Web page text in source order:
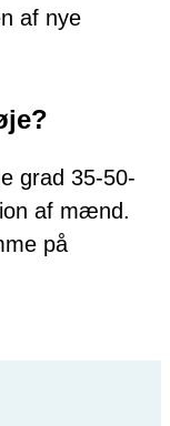
af nye
grad 35-50-
af mænd.
på